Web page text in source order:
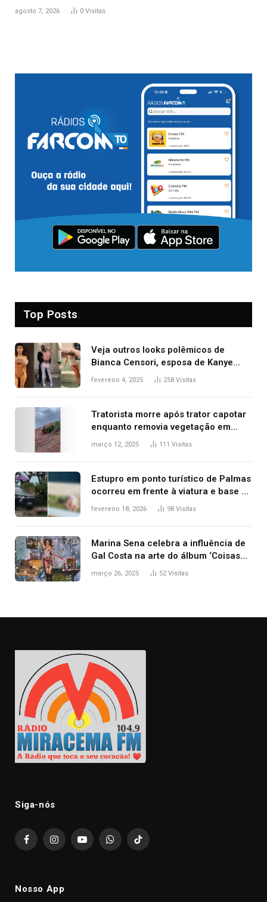
agosto 7, 2026 0 Visitas
Top Posts
Veja outros looks polêmicos de
Bianca Censori, esposa de Kanye
West que apareceu nua no Grammy
fevereiro 4, 2025 258 Visitas
Tratorista morre após trator capotar
enquanto removia vegetação em
ribanceira de rodovia
março 12, 2025 111 Visitas
Estupro em ponto turístico de Palmas
ocorreu em frente à viatura e base de
segurança; polícia investiga
fevereiro 18, 2026 98 Visitas
Marina Sena celebra a influência de
Gal Costa na arte do álbum ‘Coisas
naturais’
março 26, 2025 52Visitas
Siga-nós
FacebookInstagramYouTubeWhatsAppTikTok
Nosso App